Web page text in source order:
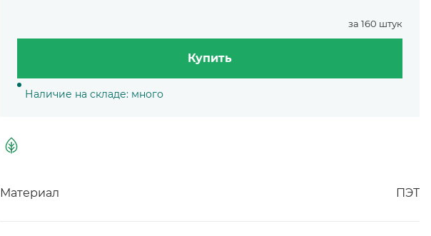
за 160 штук
Купить
Наличие на складе: много
Материал ПЭТ